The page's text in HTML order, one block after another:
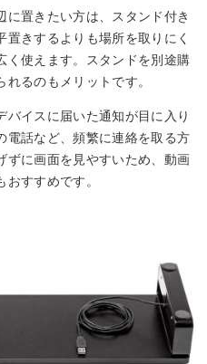
に置きたい方は、スタンド付き
きするよりも場所を取りにく
く使えます。スタンドを別途購
るのもメリットです。
バイスに届いた通知が目に入り
電話など、頻繁に連絡を取る方
ずに画面を見やすいため、動画
すすめです。